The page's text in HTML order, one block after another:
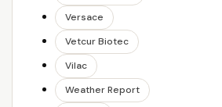
Versace
Vetcur Biotec
Vilac
Weather Report